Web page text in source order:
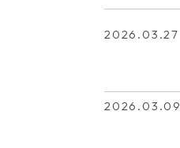
2026.03.27
2026.03.09